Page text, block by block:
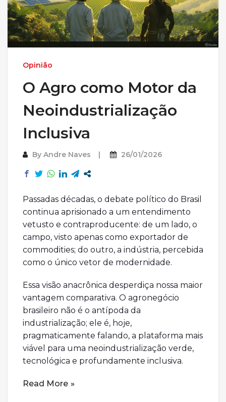
Opinião
O Agro como Motor da
Neoindustrialização
Inclusiva
By Andre Naves 26/01/2026
Passadas décadas, o debate político do Brasil
continua aprisionado a um entendimento
vetusto e contraproducente: de um lado, o
campo, visto apenas como exportador de
commodities; do outro, a indústria, percebida
como o único vetor de modernidade.
Essa visão anacrônica desperdiça nossa maior
vantagem comparativa. O agronegócio
brasileiro não é o antípoda da
industrialização; ele é, hoje,
pragmaticamente falando, a plataforma mais
viável para uma neoindustrialização verde,
tecnológica e profundamente inclusiva.
Read More